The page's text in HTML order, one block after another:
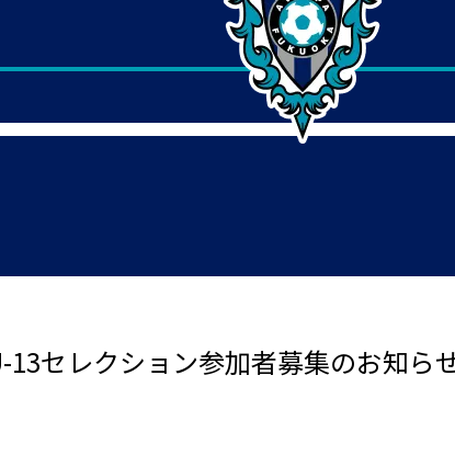
セレクション参加者募集のお知ら